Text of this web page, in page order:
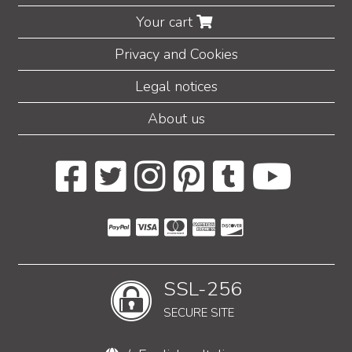
Your cart
Privacy and Cookies
Legal notices
About us
SSL-256
SECURE SITE